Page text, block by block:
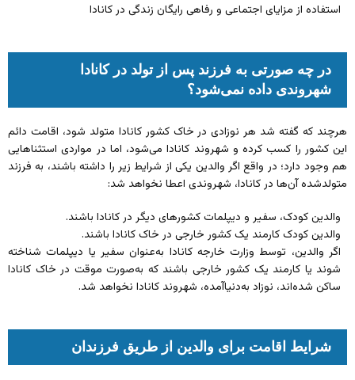
استفاده از مزایای اجتماعی و رفاهی رایگان زندگی در کانادا
در چه صورتی به فرزند پس از تولد در کانادا
شهروندی داده نمی‌شود؟
هرچند که گفته شد هر نوزادی در خاک کشور کانادا متولد شود، اقامت دائم
این کشور را کسب کرده و شهروند کانادا می‌شود، اما در مواردی استثناهایی
هم وجود دارد؛ در واقع اگر والدین یکی از شرایط زیر را داشته باشند، به فرزند
متولدشده آن‌ها در کانادا، شهروندی اعطا نخواهد شد:
والدین کودک، سفیر و دیپلمات کشورهای دیگر در کانادا باشند.
والدین کودک کارمند یک کشور خارجی در خاک کانادا باشند.
اگر والدین، توسط وزارت خارجه کانادا به‌عنوان سفیر یا دیپلمات شناخته
شوند یا کارمند یک کشور خارجی باشند که به‌صورت موقت در خاک کانادا
ساکن شده‌اند، نوزاد به‌دنیاآمده، شهروند کانادا نخواهد شد.
شرایط اقامت برای والدین از طریق فرزندان